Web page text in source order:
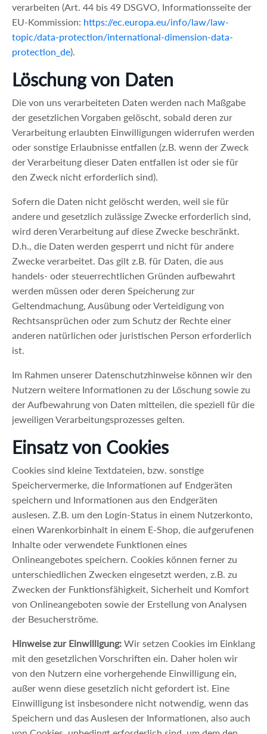
verarbeiten (Art. 44 bis 49 DSGVO, Informationsseite der
EU-Kommission: https://ec.europa.eu/info/law/law-
topic/data-protection/international-dimension-data-
protection_de).
Löschung von Daten
Die von uns verarbeiteten Daten werden nach Maßgabe
der gesetzlichen Vorgaben gelöscht, sobald deren zur
Verarbeitung erlaubten Einwilligungen widerrufen werden
oder sonstige Erlaubnisse entfallen (z.B. wenn der Zweck
der Verarbeitung dieser Daten entfallen ist oder sie für
den Zweck nicht erforderlich sind).
Sofern die Daten nicht gelöscht werden, weil sie für
andere und gesetzlich zulässige Zwecke erforderlich sind,
wird deren Verarbeitung auf diese Zwecke beschränkt.
D.h., die Daten werden gesperrt und nicht für andere
Zwecke verarbeitet. Das gilt z.B. für Daten, die aus
handels- oder steuerrechtlichen Gründen aufbewahrt
werden müssen oder deren Speicherung zur
Geltendmachung, Ausübung oder Verteidigung von
Rechtsansprüchen oder zum Schutz der Rechte einer
anderen natürlichen oder juristischen Person erforderlich
ist.
Im Rahmen unserer Datenschutzhinweise können wir den
Nutzern weitere Informationen zu der Löschung sowie zu
der Aufbewahrung von Daten mitteilen, die speziell für die
jeweiligen Verarbeitungsprozesses gelten.
Einsatz von Cookies
Cookies sind kleine Textdateien, bzw. sonstige
Speichervermerke, die Informationen auf Endgeräten
speichern und Informationen aus den Endgeräten
auslesen. Z.B. um den Login-Status in einem Nutzerkonto,
einen Warenkorbinhalt in einem E-Shop, die aufgerufenen
Inhalte oder verwendete Funktionen eines
Onlineangebotes speichern. Cookies können ferner zu
unterschiedlichen Zwecken eingesetzt werden, z.B. zu
Zwecken der Funktionsfähigkeit, Sicherheit und Komfort
von Onlineangeboten sowie der Erstellung von Analysen
der Besucherströme.
Hinweise zur Einwilligung: Wir setzen Cookies im Einklang
mit den gesetzlichen Vorschriften ein. Daher holen wir
von den Nutzern eine vorhergehende Einwilligung ein,
außer wenn diese gesetzlich nicht gefordert ist. Eine
Einwilligung ist insbesondere nicht notwendig, wenn das
Speichern und das Auslesen der Informationen, also auch